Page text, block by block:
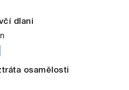
dlani
osamělosti